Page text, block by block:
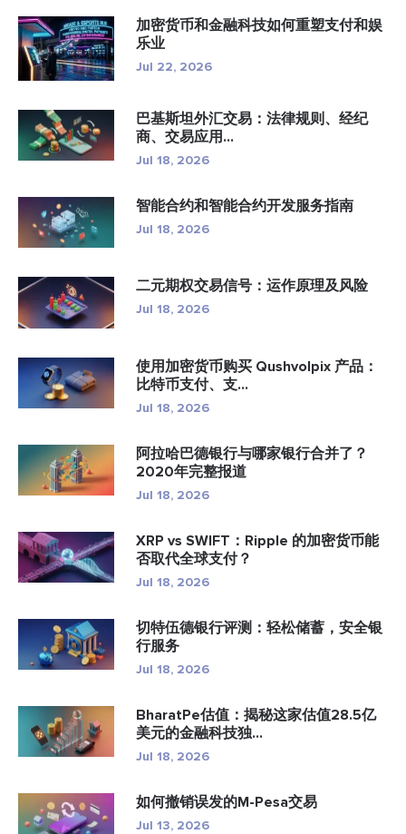
加密货币和金融科技如何重塑支付和娱
乐业
Jul 22, 2026
巴基斯坦外汇交易：法律规则、经纪
商、交易应用...
Jul 18, 2026
智能合约和智能合约开发服务指南
Jul 18, 2026
二元期权交易信号：运作原理及风险
Jul 18, 2026
使用加密货币购买 Qushvolpix 产品：
比特币支付、支...
Jul 18, 2026
阿拉哈巴德银行与哪家银行合并了？
2020年完整报道
Jul 18, 2026
XRP vs SWIFT：Ripple 的加密货币能
否取代全球支付？
Jul 18, 2026
切特伍德银行评测：轻松储蓄，安全银
行服务
Jul 18, 2026
BharatPe估值：揭秘这家估值28.5亿
美元的金融科技独...
Jul 18, 2026
如何撤销误发的M-Pesa交易
Jul 13, 2026